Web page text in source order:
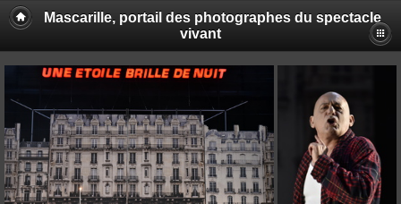
Mascarille, portail des photographes du spectacle
vivant